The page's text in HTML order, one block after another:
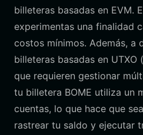
billeteras basadas en EVM.
experimentas una finalidad
costos mínimos. Además, a
billeteras basadas en UTXO
que requieren gestionar
tu billetera BOME utiliza un
cuentas, lo que hace que
rastrear tu saldo y ejecutar